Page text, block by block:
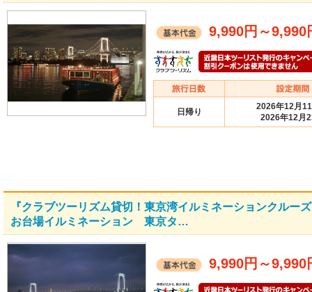
9,990円 ～9,990
日帰り
2026年12月
2026年12月
『クラブツーリズム貸切！東京湾イルミネーションクルー
お台場イルミネーション 東京タ…
9,990円 ～9,990